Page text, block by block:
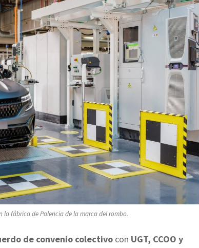
la fábrica de Palencia de la marca del rombo.
de convenio colectivo con UGT, CCOO y